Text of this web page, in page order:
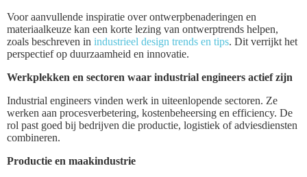
Voor aanvullende inspiratie over ontwerpbenaderingen en
materiaalkeuze kan een korte lezing van ontwerptrends helpen,
zoals beschreven in industrieel design trends en tips. Dit verrijkt het
perspectief op duurzaamheid en innovatie.
Werkplekken en sectoren waar industrial engineers actief zijn
Industrial engineers vinden werk in uiteenlopende sectoren. Ze
werken aan procesverbetering, kostenbeheersing en efficiency. De
rol past goed bij bedrijven die productie, logistiek of adviesdiensten
combineren.
Productie en maakindustrie